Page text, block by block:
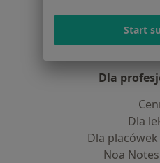
Dla
Dla
Dla
Noa Notes
Start